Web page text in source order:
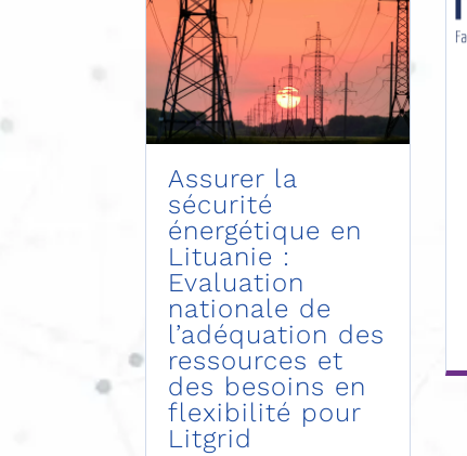
Assurer la
sécurité
énergétique en
Lituanie :
Evaluation
nationale de
l’adéquation des
ressources et
des besoins en
flexibilité pour
Litgrid